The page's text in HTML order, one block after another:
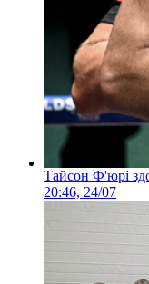
Тайсон Ф'юрі
20:46, 24/07